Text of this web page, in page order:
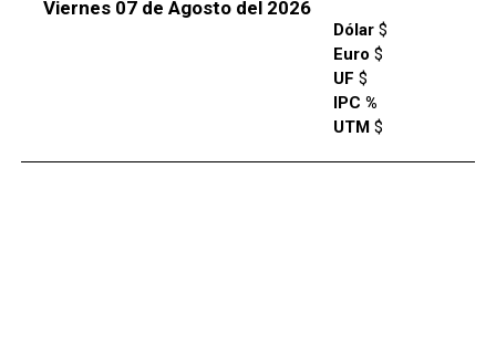
Viernes 07 de Agosto del 2026
Dólar$
Euro $
UF $
IPC %
UTM$